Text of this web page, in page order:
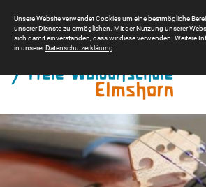
Unsere Website verwendet Cookies um eine bestmögliche
unserer Dienste zu ermöglichen. Mit der Nutzung unserer
sich damit einverstanden, dass wir diese verwenden. Weitere
in unsererDatenschutzerklärung